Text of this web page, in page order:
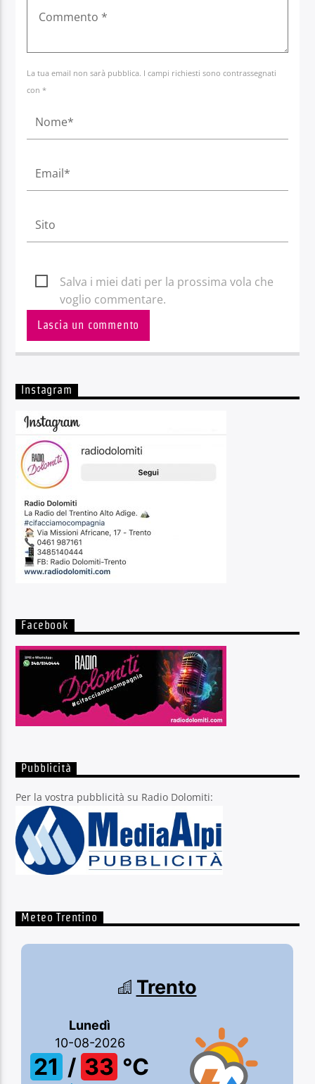
La tua email non sarà pubblica. I campi richiesti sono contrassegnati
con *
Salva i miei dati per la prossima vola che
voglio commentare.
Instagram
Facebook
Pubblicità
Per la vostra pubblicità su Radio Dolomiti:
Meteo Trentino